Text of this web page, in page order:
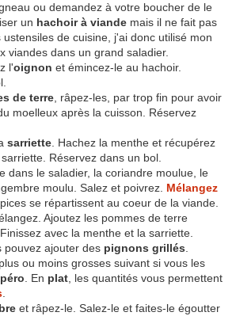
ou demandez à votre boucher de le
un hachoir à viande mais il ne fait pas
de cuisine, j'ai donc utilisé mon
viandes dans un grand saladier.
l'oignon et émincez-le au hachoir.
de terre , râpez-les, par trop fin pour avoir
moelleux après la cuisson. Réservez
sarriette . Hachez la menthe et récupérez
Réservez dans un bol.
dans le saladier, la coriandre moulue, le
moulu. Salez et poivrez. Mélangez
se répartissent au coeur de la viande.
Ajoutez les pommes de terre
avec la menthe et la sarriette.
pouvez ajouter des pignons grillés
ou moins grosses suivant si vous les
. En plat , les quantités vous permettent
et râpez-le. Salez-le et faites-le égoutter